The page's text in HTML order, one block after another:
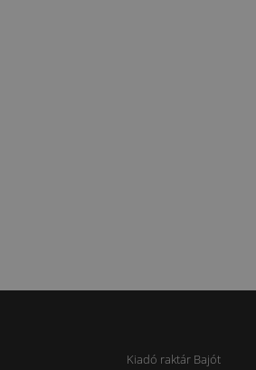
Kiadó raktár Bajót